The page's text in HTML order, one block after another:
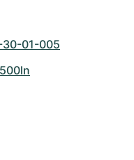
30-01-005